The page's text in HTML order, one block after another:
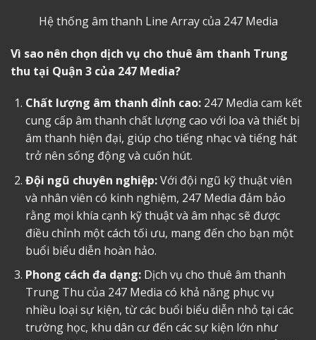
Hệ thống âm thanh Line Array của 247 Media
Vì sao nên chọn dịch vụ cho thuê âm thanh Trung
thu tại Quận 3 của 247 Media?
Chất lượng âm thanh đỉnh cao:247 Media cam kết
cung cấp âm thanh chất lượng cao với loa và thiết bị
âm thanh hiện đại, giúp cho tiếng nhạc và tiếng hát
trở nên sống động và cuốn hút.
Đội ngũ chuyên nghiệp:Với đội ngũ kỹ thuật viên
và nhân viên có kinh nghiệm, 247 Media đảm bảo
rằng mọi khía cạnh kỹ thuật và âm nhạc sẽ được
điều chỉnh một cách tối ưu, mang đến cho bạn một
buổi biểu diễn hoàn hảo.
Phong cách đa dạng:Dịch vụ cho thuê âm thanh
Trung Thu của 247 Media có khả năng phục vụ
nhiều loại sự kiện, từ các buổi biểu diễn nhỏ tại các
trường học, khu dân cư đến các sự kiện lớn như